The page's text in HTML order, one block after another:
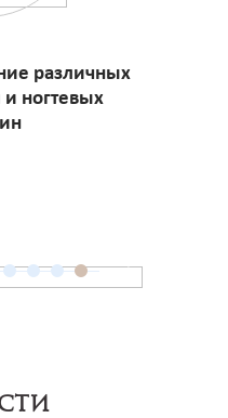
различных
и ногтевых